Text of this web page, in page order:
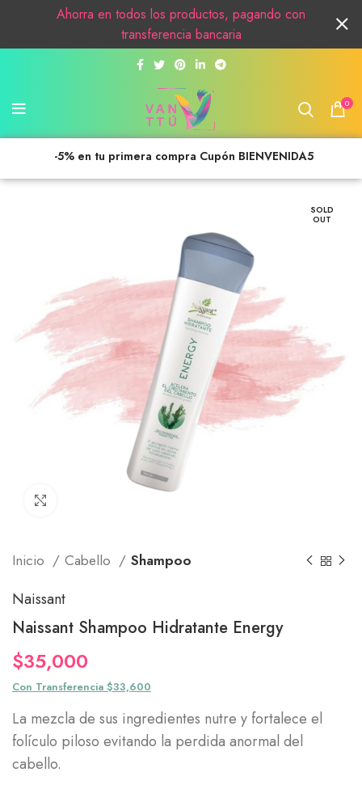
0
-5% en tu primera compra Cupón BIENVENIDA5
SOLD
OUT
Inicio Cabello Shampoo
Naissant
Naissant Shampoo Hidratante Energy
$35,000
Con Transferencia $33,600
La mezcla de sus ingredientes nutre y fortalece el
folículo piloso evitando la perdida anormal del
cabello.
Ahorra en todos los productos, pagando con
transferencia bancaria